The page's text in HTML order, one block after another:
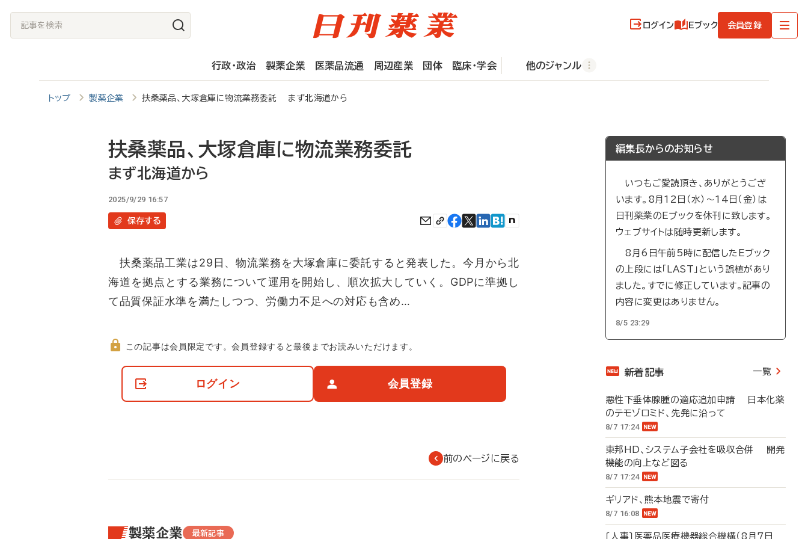
記
事
ログイン Eブック 会員登録
行政・政治 製薬企業 医薬品流通 周辺産業 団体 臨床・学会 他のジャンル
トップ 製薬企業 扶桑薬品、大塚倉庫に物流業務委託 まず北海道から
扶桑薬品、大塚倉庫に物流業務委託
まず北海道から
2025/9/29 16:57
保存する
扶桑薬品工業は29日、物流業務を大塚倉庫に委託すると発表した。今月から北
海道を拠点とする業務について運用を開始し、順次拡大していく。GDPに準拠し
て品質保証水準を満たしつつ、労働力不足への対応も含め…
て
この記事は会員限定です。会員登録すると最後までお読みいただけます。
ログイン 会員登録
前のページに戻る
製薬企業 最新記事
編集長からのお知らせ
いつもご愛読頂き、ありがとうござ
います。8月12日（水）～14日（金）は
日刊薬業のEブックを休刊に致します。
ウェブサイトは随時更新します。
8月6日午前5時に配信したEブック
の上段には「LAST」という誤植があり
ました。すでに修正しています。記事の
内容に変更はありません。
8/5 23:29
新着記事 一覧
悪性下垂体腺腫の適応追加申請 日本化薬
のテモゾロミド、先発に沿って
8/7 17:24
東邦HD、システム子会社を吸収合併 開発
機能の向上など図る
8/7 17:24
ギリアド、熊本地震で寄付
8/7 16:08
〔人事〕医薬品医療機器総合機構（8月7日